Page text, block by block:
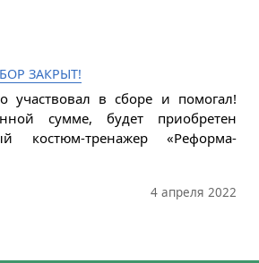
ЗАКРЫТ!
участвовал в сборе и помогал!
сумме, будет приобретен
костюм-тренажер «Реформа-
4 апреля 2022